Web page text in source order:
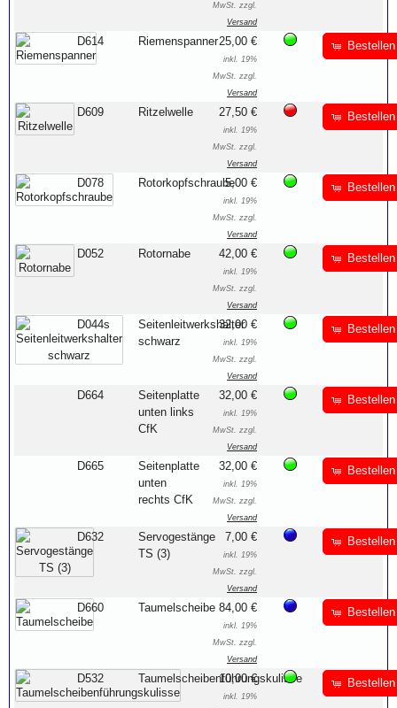
MwSt. zzgl.
Versand
D614 Riemenspanner25,00 €
inkl. 19%
MwSt. zzgl.
Versand
Bestellen
D609 Ritzelwelle 27,50 €
inkl. 19%
MwSt. zzgl.
Versand
Bestellen
D078 Rotorkopfschraube5,00 €
inkl. 19%
MwSt. zzgl.
Versand
Bestellen
D052 Rotornabe 42,00 €
inkl. 19%
MwSt. zzgl.
Versand
Bestellen
D044s
Seitenleitwerkshalter
schwarz
32,00 €
inkl. 19%
MwSt. zzgl.
Versand
Bestellen
D664
Seitenplatte
unten links
CfK
32,00 €
inkl. 19%
MwSt. zzgl.
Versand
Bestellen
D665
Seitenplatte
unten
rechts CfK
32,00 €
inkl. 19%
MwSt. zzgl.
Versand
Bestellen
D632
Servogestänge
TS (3)
7,00 €
inkl. 19%
MwSt. zzgl.
Versand
Bestellen
D660 Taumelscheibe 84,00 €
inkl. 19%
MwSt. zzgl.
Versand
Bestellen
D532 Taumelscheibenführungskulisse
10,00 €
inkl. 19%
Bestellen